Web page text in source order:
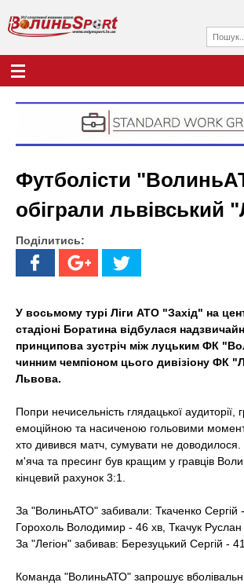
вмісту
В
о
н
ь
S
p
o
о
у
к
о
в
а
о
м
о
ш
Футболісти
обіграли львівський
Поділитись:
У восьмому турі Ліги АТО "Захід" на
стадіоні Боратина відбулася
принципова зустріч між луцьким ФК
чинним чемпіоном цього дивізіону ФК
Львова.
Попри нечисельність глядацької аудиторії,
емоційною та насиченою гольовими
хто дивився матч, сумувати не доводилося.
м'яча та пресинг був кращим у гравців
кінцевий рахунок 3:1.
За "ВолиньАТО" забивали: Ткаченко Сергій
Горохоль Володимир - 46 хв, Ткачук Руслан
За "Легіон" забивав: Березуцький Сергій -
Команда "ВолиньАТО" запрошує